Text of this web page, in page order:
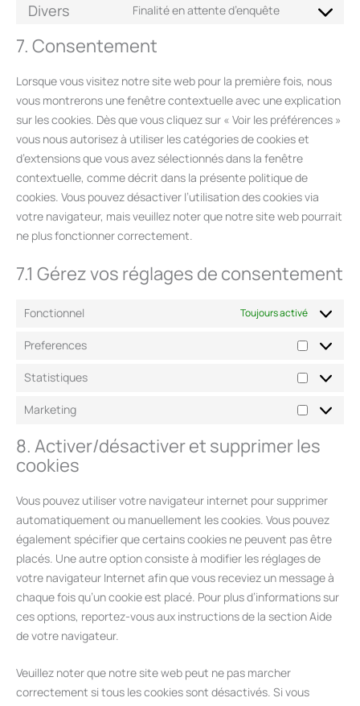
Divers Finalité en attente d’enquête
7. Consentement
Lorsque vous visitez notre site web pour la première fois, nous
vous montrerons une fenêtre contextuelle avec une explication
sur les cookies. Dès que vous cliquez sur « Voir les préférences »
vous nous autorisez à utiliser les catégories de cookies et
d’extensions que vous avez sélectionnés dans la fenêtre
contextuelle, comme décrit dans la présente politique de
cookies. Vous pouvez désactiver l’utilisation des cookies via
votre navigateur, mais veuillez noter que notre site web pourrait
ne plus fonctionner correctement.
7.1 Gérez vos réglages de consentement
Fonctionnel Toujours activé
Preferences
Statistiques
Marketing
8. Activer/désactiver et supprimer les
cookies
Vous pouvez utiliser votre navigateur internet pour supprimer
automatiquement ou manuellement les cookies. Vous pouvez
également spécifier que certains cookies ne peuvent pas être
placés. Une autre option consiste à modifier les réglages de
votre navigateur Internet afin que vous receviez un message à
chaque fois qu’un cookie est placé. Pour plus d’informations sur
ces options, reportez-vous aux instructions de la section Aide
de votre navigateur.
Veuillez noter que notre site web peut ne pas marcher
correctement si tous les cookies sont désactivés. Si vous